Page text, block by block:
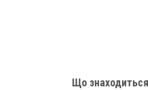
Що знаходиться